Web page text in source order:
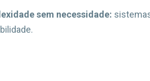
sem necessidade: